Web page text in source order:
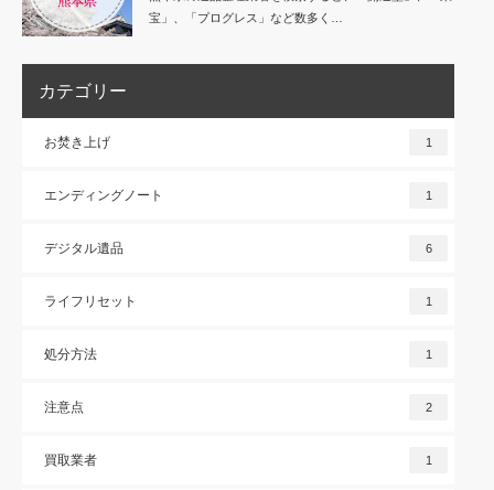
宝」、「プログレス」など数多く…
カテゴリー
お焚き上げ 1
エンディングノート 1
デジタル遺品 6
ライフリセット 1
処分方法 1
注意点 2
買取業者 1